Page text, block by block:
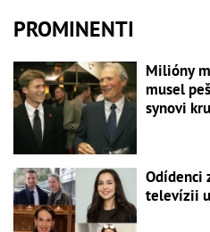
PROMINENTI
Milióny
musel
synovi
Odídenci
televízii